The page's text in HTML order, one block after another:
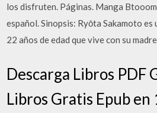
los disfruten. Páginas. Manga
español. Sinopsis: Ryōta Sakamoto es
22 años de edad que vive con su
Descarga Libros PDF
Libros Gratis Epub en